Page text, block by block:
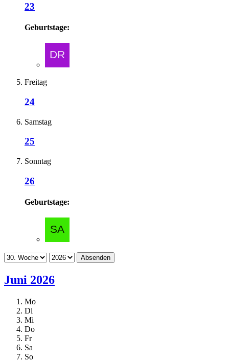
23
Geburtstage:
Freitag
24
Samstag
25
Sonntag
26
Geburtstage:
Absenden
Juni 2026
Mo
Di
Mi
Do
Fr
Sa
So